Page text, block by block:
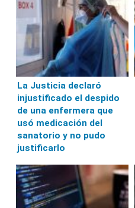
La Justicia declaró
injustificado el despido
de una enfermera que
usó medicación del
sanatorio y no pudo
justificarlo